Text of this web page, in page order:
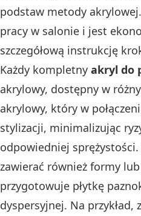
podstaw metody
pracy w salonie i jest
szczegółową instrukcję
Każdy kompletny akryl do
akrylowy, dostępny w
akrylowy, który w
stylizacji, minimalizując
odpowiedniej
zawierać również formy
przygotowuje płytkę
dyspersyjnej. Na przykład,